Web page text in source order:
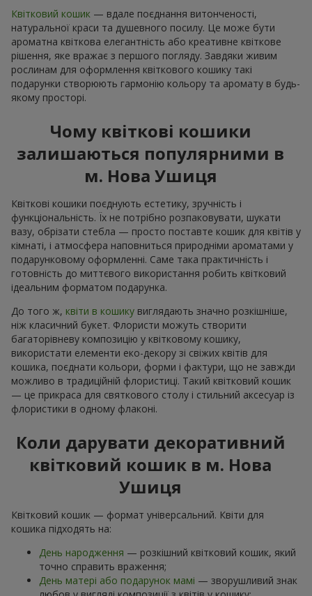
Квітковий кошик — вдале поєднання витонченості,
натуральної краси та душевного посилу. Це може бути
ароматна квіткова елегантність або креативне квіткове
рішення, яке вражає з першого погляду. Завдяки живим
рослинам для оформлення квіткового кошику такі
подарунки створюють гармонію кольору та аромату в будь-
якому просторі.
Чому квіткові кошики
залишаються популярними в
м. Нова Ушиця
Квіткові кошики поєднують естетику, зручність і
функціональність. Їх не потрібно розпаковувати, шукати
вазу, обрізати стебла — просто поставте кошик для квітів у
кімнаті, і атмосфера наповниться природніми ароматами у
подарунковому оформленні. Саме така практичність і
готовність до миттєвого використання робить квітковий
ідеальним форматом подарунка.
До того ж, квіти в кошику виглядають значно розкішніше,
ніж класичний букет. Флористи можуть створити
багаторівневу композицію у квітковому кошику,
використати елементи еко-декору зі свіжих квітів для
кошика, поєднати кольори, форми і фактури, що не завжди
можливо в традиційній флористиці. Такий квітковий кошик
— це прикраса для святкового столу і стильний аксесуар із
флористики в одному флаконі.
Коли дарувати декоративний
квітковий кошик в м. Нова
Ушиця
Квітковий кошик — формат універсальний. Квіти для
кошика підходять на:
День народження — розкішний квітковий кошик, який
точно справить враження;
День матері або подарунок мамі — зворушливий знак